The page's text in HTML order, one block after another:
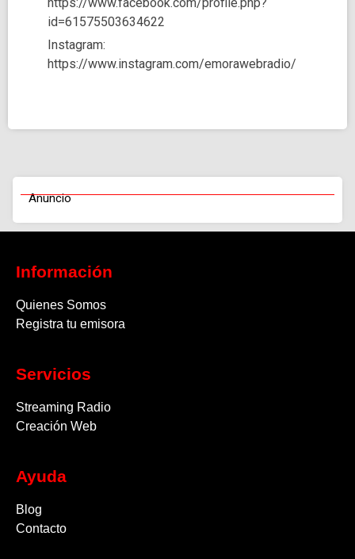
id=61575503634622
Instagram:
https://www.instagram.com/emorawebradio/
Anuncio
Información
Quienes Somos
Registra tu emisora
Servicios
Streaming Radio
Creación Web
Ayuda
Blog
Contacto